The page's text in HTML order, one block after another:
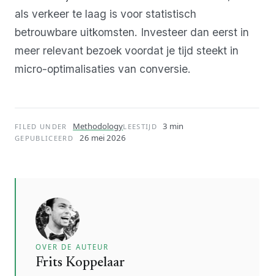
als verkeer te laag is voor statistisch
betrouwbare uitkomsten. Investeer dan eerst in
meer relevant bezoek voordat je tijd steekt in
micro-optimalisaties van conversie.
FILED UNDER MethodologyLEESTIJD 3 min
GEPUBLICEERD 26 mei 2026
OVER DE AUTEUR
Frits Koppelaar